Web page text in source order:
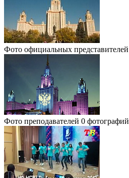
Фото официальных представителей
Фото преподавателей 0 фотографий